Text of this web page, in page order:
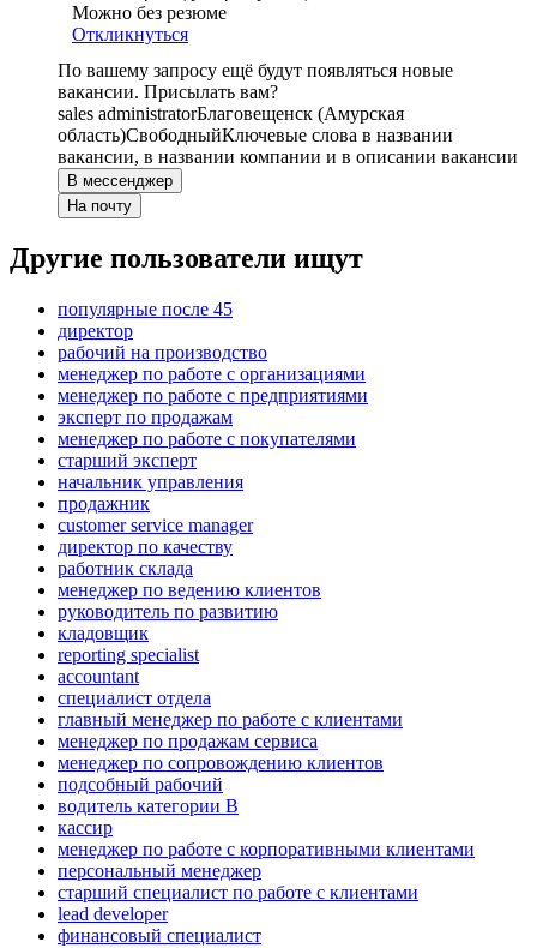
Можно без резюме
Откликнуться
По вашему запросу ещё будут появляться новые
вакансии. Присылать вам?
sales administratorБлаговещенск (Амурская
область)СвободныйКлючевые слова в названии
вакансии, в названии компании и в описании вакансии
В мессенджер
На почту
Другие пользователи ищут
популярные после 45
директор
рабочий на производство
менеджер по работе с организациями
менеджер по работе с предприятиями
эксперт по продажам
менеджер по работе с покупателями
старший эксперт
начальник управления
продажник
customer service manager
директор по качеству
работник склада
менеджер по ведению клиентов
руководитель по развитию
кладовщик
reporting specialist
accountant
специалист отдела
главный менеджер по работе с клиентами
менеджер по продажам сервиса
менеджер по сопровождению клиентов
подсобный рабочий
водитель категории B
кассир
менеджер по работе с корпоративными клиентами
персональный менеджер
старший специалист по работе с клиентами
lead developer
финансовый специалист